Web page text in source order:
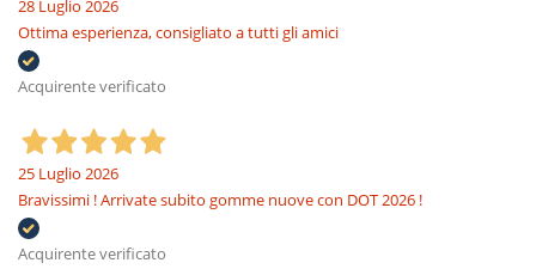
28 Luglio 2026
Ottima esperienza, consigliato a tutti gli amici
Acquirente verificato
25 Luglio 2026
Bravissimi ! Arrivate subito gomme nuove con DOT 2026 !
Acquirente verificato